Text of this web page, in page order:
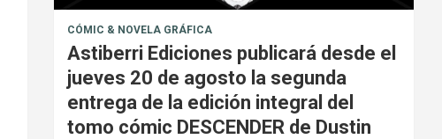
CÓMIC & NOVELA GRÁFICA
Astiberri Ediciones publicará desde el
jueves 20 de agosto la segunda
entrega de la edición integral del
tomo cómic DESCENDER de Dustin